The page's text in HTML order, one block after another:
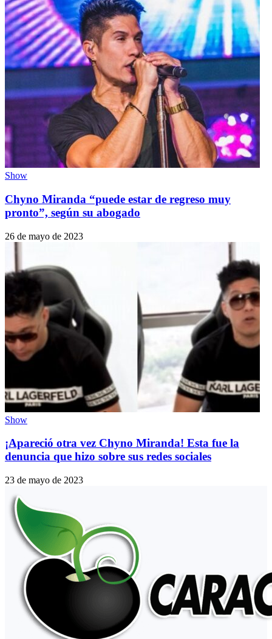
Show
Chyno Miranda “puede estar de regreso muy
pronto”, según su abogado
26 de mayo de 2023
Show
¡Apareció otra vez Chyno Miranda! Esta fue la
denuncia que hizo sobre sus redes sociales
23 de mayo de 2023